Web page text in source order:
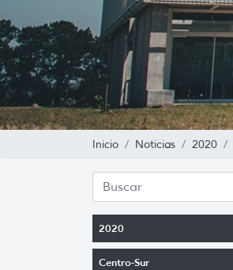
Inicio Noticias 2020
2020
Centro-Sur